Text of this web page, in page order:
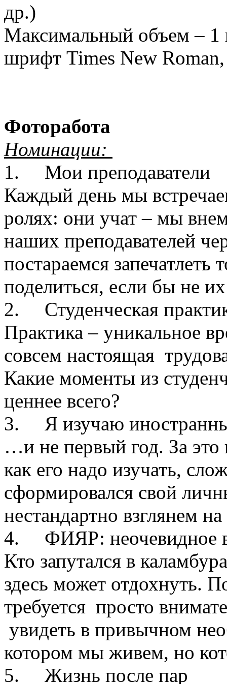
др.)
Максимальный объем –
шрифт Times New Roman,
Фоторабота
Номинации:
1.
Мои преподаватели
Каждый день мы
ролях: они учат – мы
наших преподавателей
постараемся
поделиться, если бы не
2.
Студенческая
Практика – уникальное
совсем настоящая
Какие моменты из
ценнее всего?
3.
Я изучаю
…и не первый год. За
как его надо изучать,
сформировался свой
нестандартно взглянем
4.
ФИЯР: неочевидное
Кто запутался в
здесь может отдохнуть.
требуется просто
увидеть в привычном
котором мы живем, но
5.
Жизнь после пар